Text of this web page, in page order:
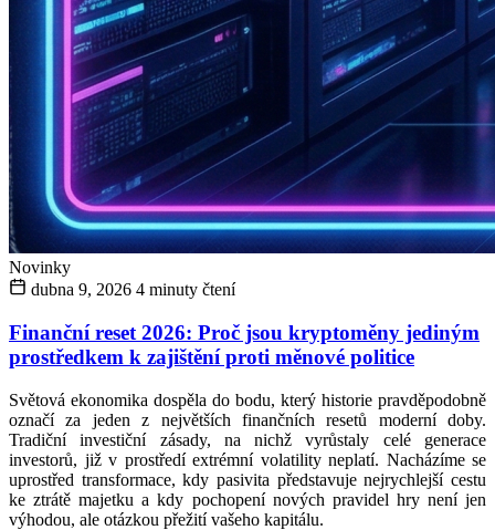
Novinky
dubna 9, 2026 4 minuty čtení
Finanční reset 2026: Proč jsou kryptoměny jediným
prostředkem k zajištění proti měnové politice
Světová ekonomika dospěla do bodu, který historie pravděpodobně
označí za jeden z největších finančních resetů moderní doby.
Tradiční investiční zásady, na nichž vyrůstaly celé generace
investorů, již v prostředí extrémní volatility neplatí. Nacházíme se
uprostřed transformace, kdy pasivita představuje nejrychlejší cestu
ke ztrátě majetku a kdy pochopení nových pravidel hry není jen
výhodou, ale otázkou přežití vašeho kapitálu.